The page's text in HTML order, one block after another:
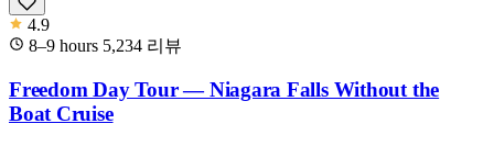
4.9
8–9 hours 5,234 리뷰
Freedom Day Tour — Niagara Falls Without the
Boat Cruise